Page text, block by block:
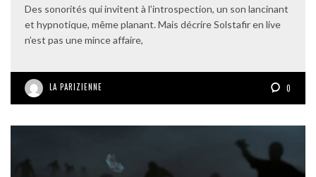
Des sonorités qui invitent à l’introspection, un son lancinant
et hypnotique, même planant. Mais décrire Solstafir en live
n’est pas une mince affaire,
LA PARIZIENNE 0